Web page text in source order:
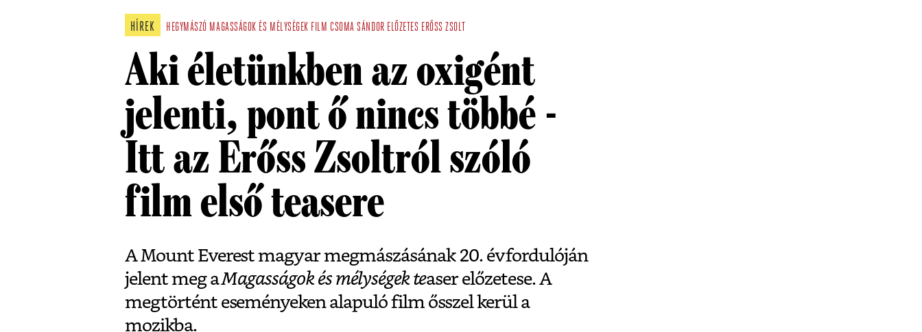
HÍREK HEGYMÁSZÓ MAGASSÁGOK ÉS MÉLYSÉGEK FILM CSOMA SÁNDOR ELŐZETES ERŐSS ZSOLT
Aki életünkben az oxigént
jelenti, pont ő nincs többé -
Itt az Erőss Zsoltról szóló
film első teasere
A Mount Everest magyar megmászásának 20. évfordulóján
jelent meg aMagasságok és mélységek teaser előzetese. A
megtörtént eseményeken alapuló film ősszel kerül a
mozikba.